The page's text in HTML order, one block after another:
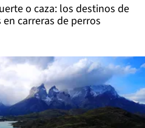
o caza: los destinos de
carreras de perros